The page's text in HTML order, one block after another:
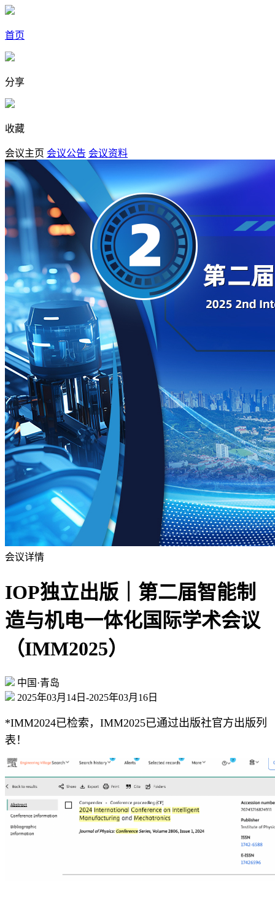
首页
分享
收藏
会议主页 会议公告 会议资料
会议详情
IOP独立出版｜第二届智能制
造与机电一体化国际学术会议
（IMM2025）
中国·青岛
2025年03月14日-2025年03月16日
*IMM2024已检索，IMM2025已通过出版社官方出版列
表！